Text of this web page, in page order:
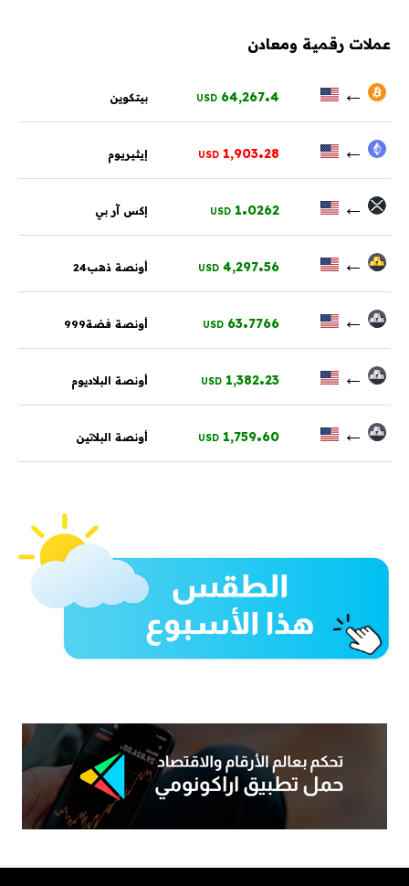
عملات رقمية ومعادن
←
64,267.4
USD بيتكوين
←
1,903.28
USD إيثيريوم
←
1.0262
USD إكس آر بي
←
4,297.56
USD أونصة ذهب24
←
63.7766
USD أونصة فضة999
←
1,382.23
USD أونصة البلاديوم
←
1,759.60
USD أونصة البلاتين